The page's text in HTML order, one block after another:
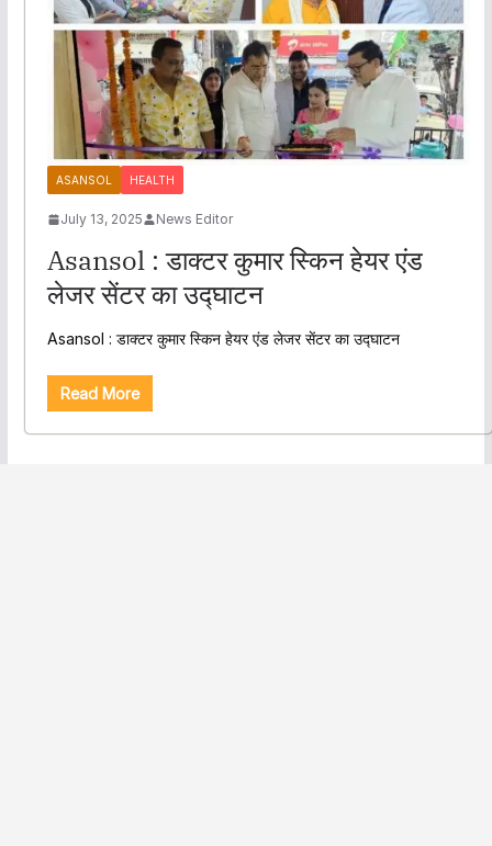
ASANSOL HEALTH
July 13, 2025 News Editor
Asansol : डाक्टर कुमार स्किन हेयर एंड
लेजर सेंटर का उद्घाटन
Asansol : डाक्टर कुमार स्किन हेयर एंड लेजर सेंटर का उद्घाटन
Read More